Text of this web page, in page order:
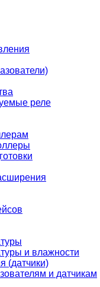
реле
и влажности
(датчики)
и датчикам